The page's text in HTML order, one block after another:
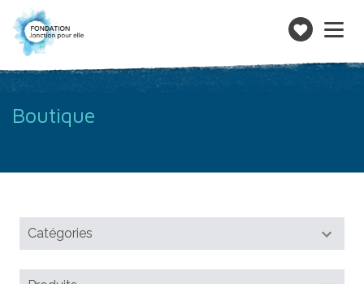
un
Toggle
Boutique